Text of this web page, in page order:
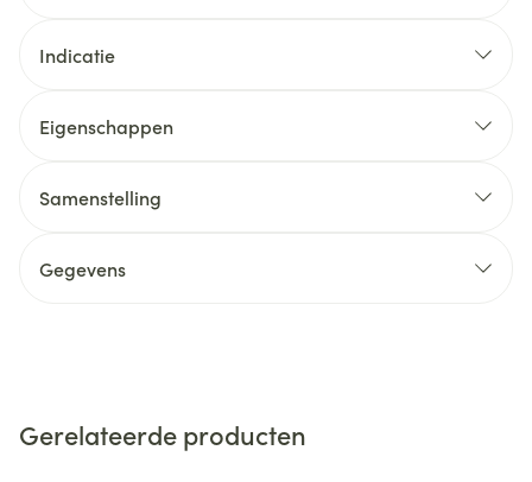
Indicatie
Eigenschappen
Samenstelling
Gegevens
Gerelateerde producten